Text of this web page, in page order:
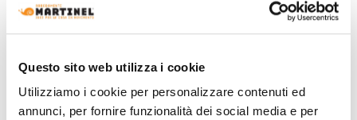
Questo sito web utilizza i cookie
Utilizziamo i cookie per personalizzare contenuti ed
annunci, per fornire funzionalità dei social media e per
STRUCTURE FINISHING:
+0€ +0€